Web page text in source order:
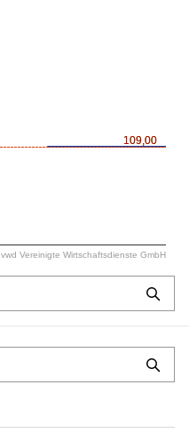
109,00
109,00
vwd Vereinigte Wirtschaftsdienste GmbH